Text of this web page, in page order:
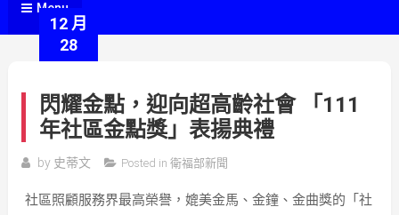
Menu
12 月
28
閃耀金點，迎向超高齡社會 「111
年社區金點獎」表揚典禮
by 史蒂文 Posted in 衛福部新聞
社區照顧服務界最高榮譽，媲美金馬、金鐘、金曲獎的「社